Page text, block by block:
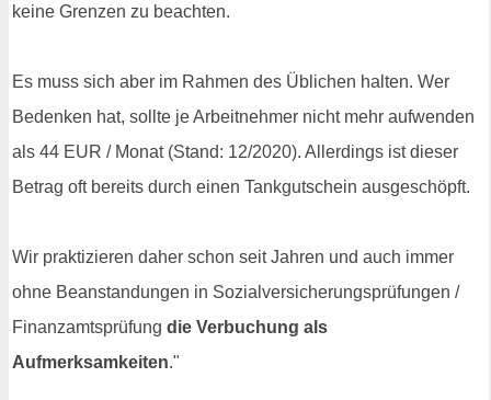
keine Grenzen zu beachten.
Es muss sich aber im Rahmen des Üblichen halten. Wer
Bedenken hat, sollte je Arbeitnehmer nicht mehr aufwenden
als 44 EUR / Monat (Stand: 12/2020). Allerdings ist dieser
Betrag oft bereits durch einen Tankgutschein ausgeschöpft.
Wir praktizieren daher schon seit Jahren und auch immer
ohne Beanstandungen in Sozialversicherungsprüfungen /
Finanzamtsprüfung die Verbuchung als
Aufmerksamkeiten."